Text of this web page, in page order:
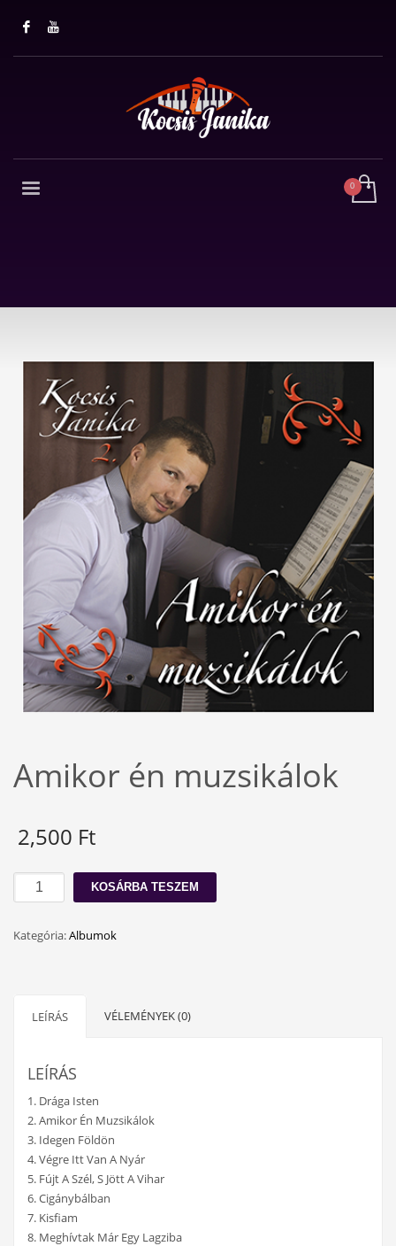
Amikor én muzsikálok
2,500 Ft
Amikor
én
mennyiség
KOSÁRBA TESZEM
Kategória:Albumok
LEÍRÁS VÉLEMÉNYEK (0)
LEÍRÁS
1. Drága Isten
2. Amikor Én Muzsikálok
3. Idegen Földön
4. Végre Itt Van A Nyár
5. Fújt A Szél, S Jött A Vihar
6. Cigánybálban
7. Kisfiam
8. Meghívtak Már Egy Lagziba